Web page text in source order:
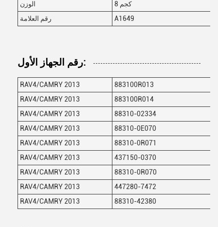
الوزن
8 كجم
رقم العلامة
A1649
رقم الجهاز الأول:
RAV4/CAMRY 2013
883100R013
RAV4/CAMRY 2013
883100R014
RAV4/CAMRY 2013
88310-02334
RAV4/CAMRY 2013
88310-0E070
RAV4/CAMRY 2013
88310-0R071
RAV4/CAMRY 2013
437150-0370
RAV4/CAMRY 2013
88310-0R070
RAV4/CAMRY 2013
447280-7472
RAV4/CAMRY 2013
88310-42380